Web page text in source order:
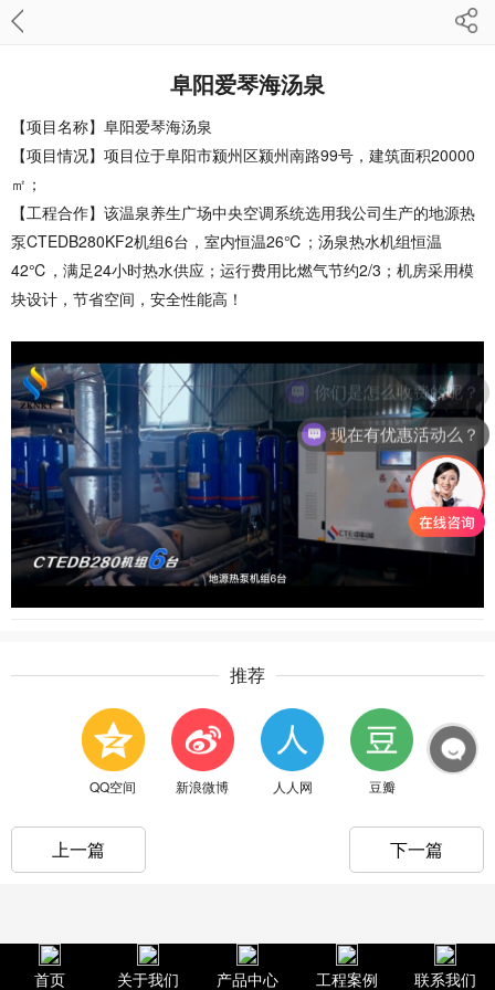
阜阳爱琴海汤泉
【项目名称】阜阳爱琴海汤泉
【项目情况】项目位于阜阳市颍州区颍州南路99号，建筑面积20000
㎡；
【工程合作】该温泉养生广场中央空调系统选用我公司生产的地源热
泵CTEDB280KF2机组6台，室内恒温26℃； 汤泉热水机组恒温
42℃，满足24小时热水供应；运行费用比燃气节约2/3；机房采用模
块设计，节省空间，安全性能高！
推荐
QQ空间 新浪微博 人人网 豆瓣
上一篇 下一篇
首页 关于我们 产品中心 工程案例 联系我们
你们是怎么收费的呢？
现在有优惠活动么？